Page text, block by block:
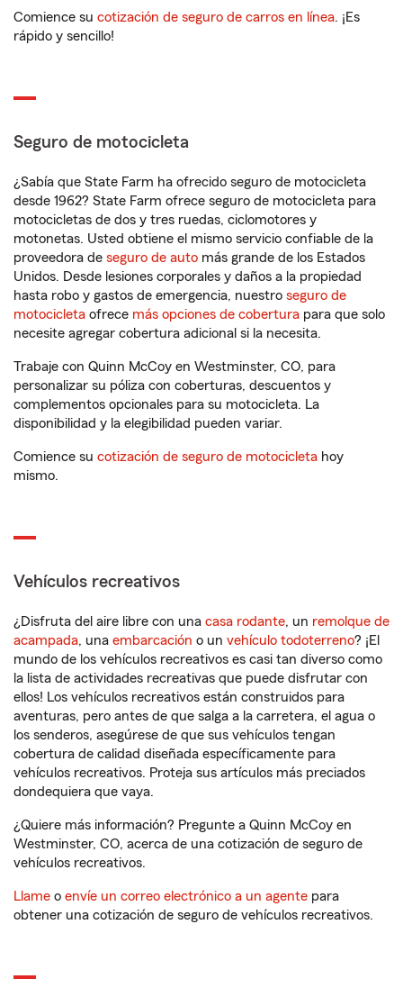
Comience su cotización de seguro de carros en línea. ¡Es
rápido y sencillo!
Seguro de motocicleta
¿Sabía que State Farm ha ofrecido seguro de motocicleta
desde 1962? State Farm ofrece seguro de motocicleta para
motocicletas de dos y tres ruedas, ciclomotores y
motonetas. Usted obtiene el mismo servicio confiable de la
proveedora de seguro de auto más grande de los Estados
Unidos. Desde lesiones corporales y daños a la propiedad
hasta robo y gastos de emergencia, nuestro seguro de
motocicleta ofrece más opciones de cobertura para que solo
necesite agregar cobertura adicional si la necesita.
Trabaje con Quinn McCoy en Westminster, CO, para
personalizar su póliza con coberturas, descuentos y
complementos opcionales para su motocicleta. La
disponibilidad y la elegibilidad pueden variar.
Comience su cotización de seguro de motocicleta hoy
mismo.
Vehículos recreativos
¿Disfruta del aire libre con una casa rodante, un remolque de
acampada, una embarcación o un vehículo todoterreno? ¡El
mundo de los vehículos recreativos es casi tan diverso como
la lista de actividades recreativas que puede disfrutar con
ellos! Los vehículos recreativos están construidos para
aventuras, pero antes de que salga a la carretera, el agua o
los senderos, asegúrese de que sus vehículos tengan
cobertura de calidad diseñada específicamente para
vehículos recreativos. Proteja sus artículos más preciados
dondequiera que vaya.
¿Quiere más información? Pregunte a Quinn McCoy en
Westminster, CO, acerca de una cotización de seguro de
vehículos recreativos.
Llame o envíe un correo electrónico a un agente para
obtener una cotización de seguro de vehículos recreativos.